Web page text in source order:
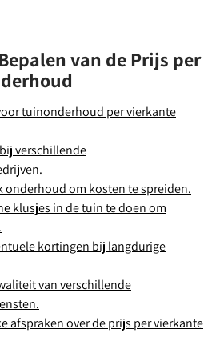
van de Prijs per
tuinonderhoud per vierkante
verschillende
onderhoud om kosten te spreiden.
klusjes in de tuin te doen om
kortingen bij langdurige
van verschillende
afspraken over de prijs per vierkante